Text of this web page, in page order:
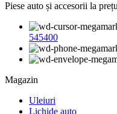
Piese auto și accesorii la
545400
Magazin
Uleiuri
Lichide auto